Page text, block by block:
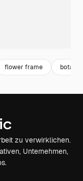
flower frame
zu verwirklichen.
Unternehmen,